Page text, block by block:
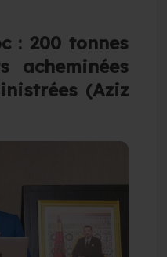
: 200 tonnes
acheminées
(Aziz